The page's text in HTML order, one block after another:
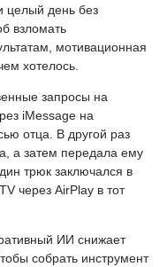
целый день без
взломать
мотивационная
хотелось.
запросы на
iMessage на
отца. В другой раз
а затем передала ему
трюк заключался в
TV через AirPlay в тот
ИИ снижает
собрать инструмент